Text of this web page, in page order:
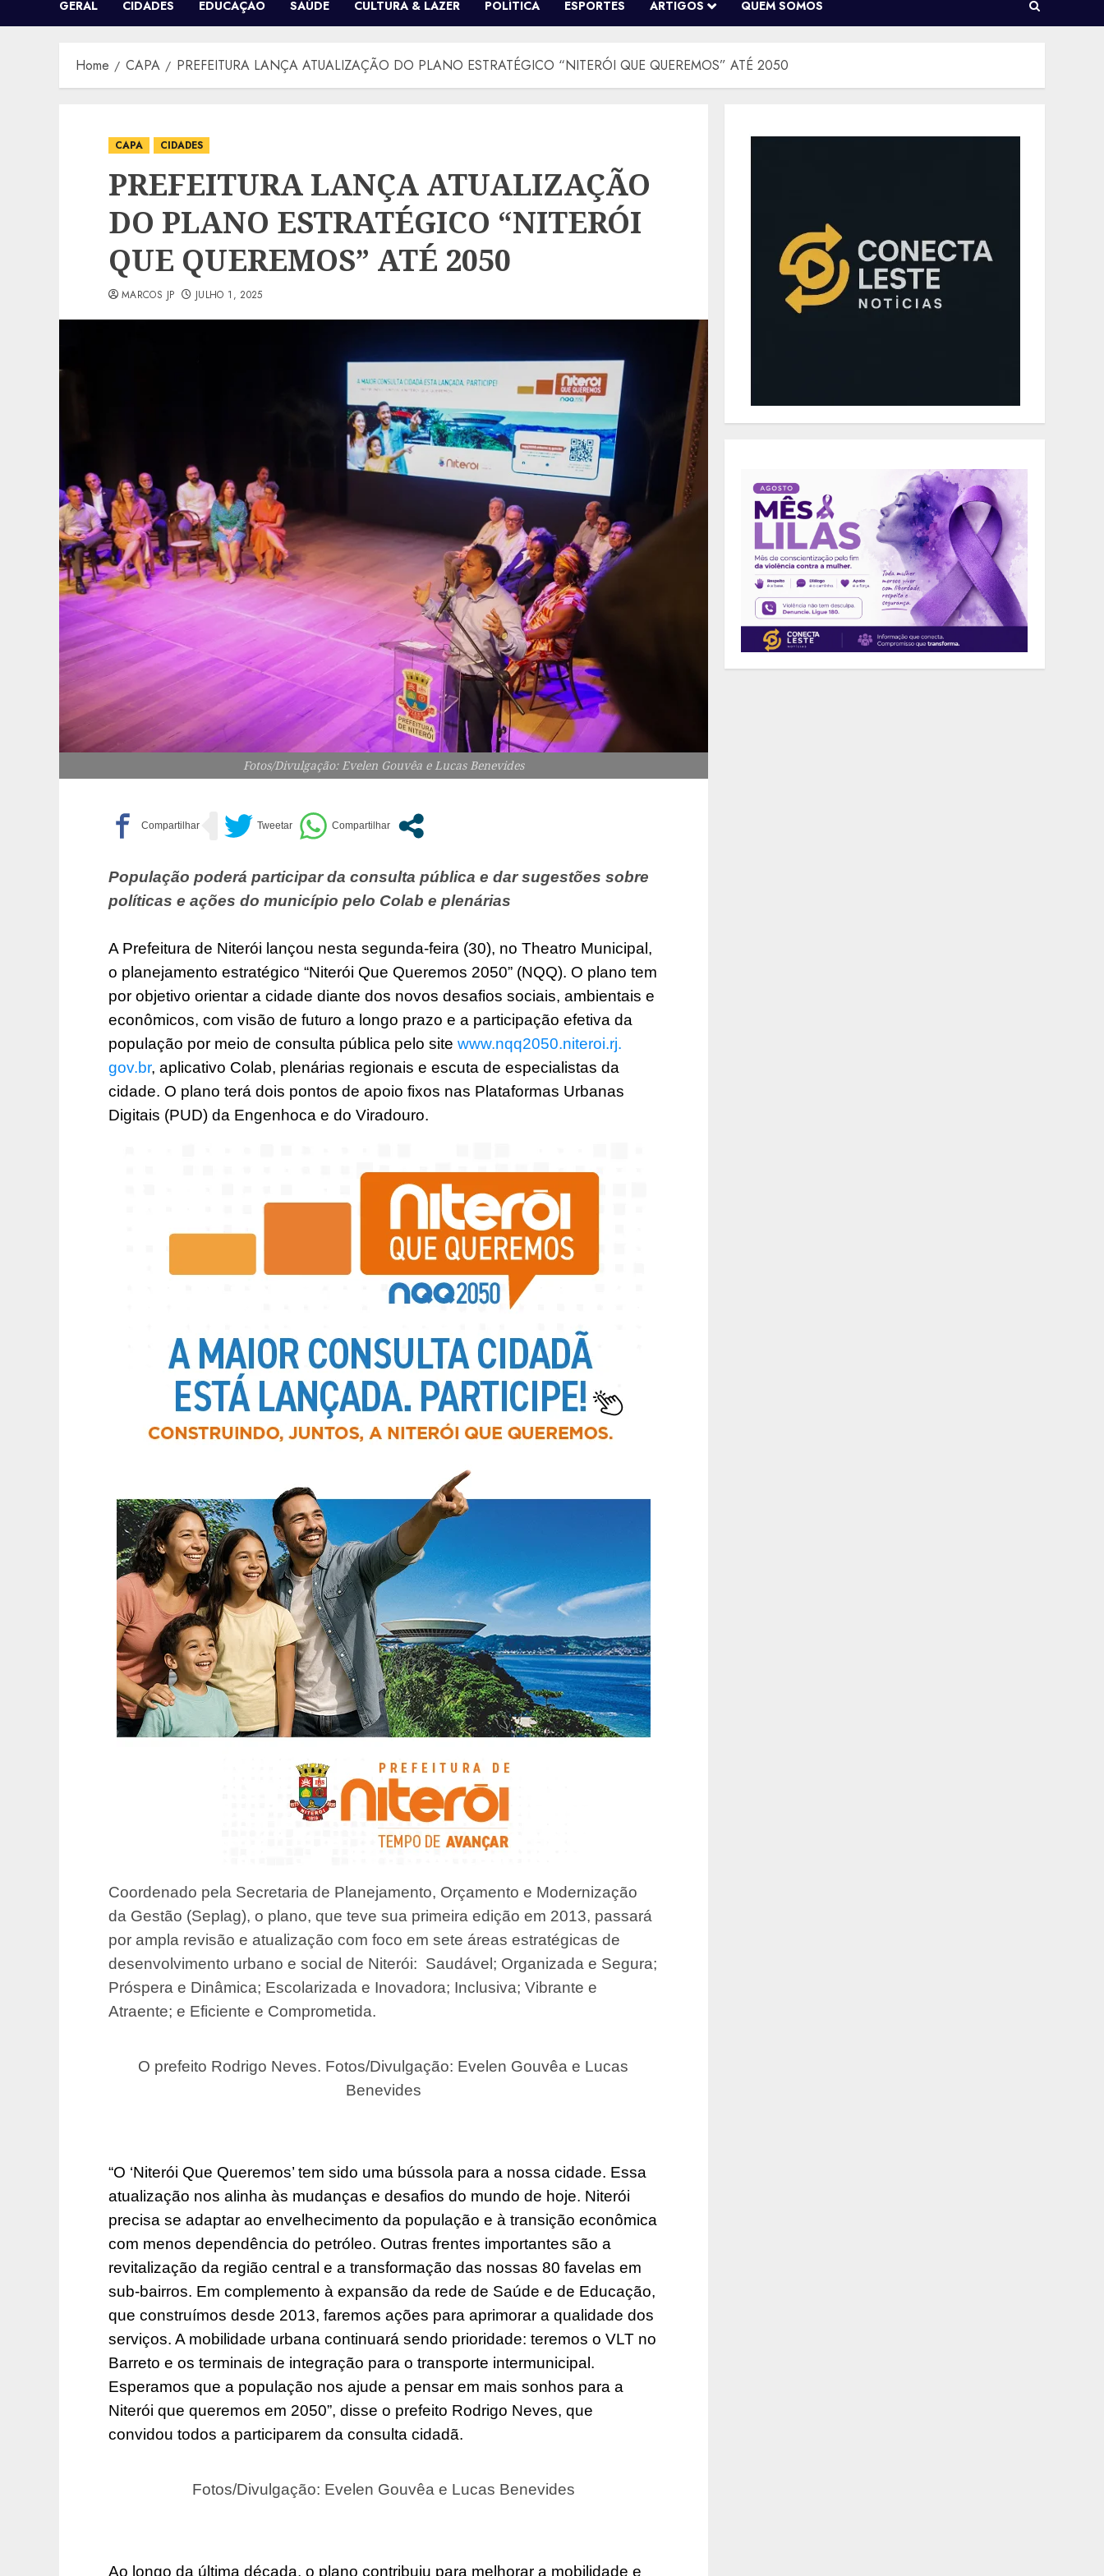
GERAL CIDADES EDUCAÇÃO SAÚDE CULTURA & LAZER POLÍTICA ESPORTES ARTIGOS QUEM SOMOS
Home CAPA PREFEITURA LANÇA ATUALIZAÇÃO DO PLANO ESTRATÉGICO “NITERÓI QUE QUEREMOS” ATÉ 2050
CAPA CIDADES
PREFEITURA LANÇA ATUALIZAÇÃO
DO PLANO ESTRATÉGICO “NITERÓI
QUE QUEREMOS” ATÉ 2050
MARCOS JP JULHO 1, 2025
Fotos/Divulgação: Evelen Gouvêa e Lucas Benevides
População poderá participar da consulta pública e dar sugestões sobre
políticas e ações do município pelo Colab e plenárias
A Prefeitura de Niterói lançou nesta segunda-feira (30), no Theatro Municipal,
o planejamento estratégico “Niterói Que Queremos 2050” (NQQ). O plano tem
por objetivo orientar a cidade diante dos novos desafios sociais, ambientais e
econômicos, com visão de futuro a longo prazo e a participação efetiva da
população por meio de consulta pública pelo site www.nqq2050.niteroi.rj.
gov.br, aplicativo Colab, plenárias regionais e escuta de especialistas da
cidade. O plano terá dois pontos de apoio fixos nas Plataformas Urbanas
Digitais (PUD) da Engenhoca e do Viradouro.
Coordenado pela Secretaria de Planejamento, Orçamento e Modernização
da Gestão (Seplag), o plano, que teve sua primeira edição em 2013, passará
por ampla revisão e atualização com foco em sete áreas estratégicas de
desenvolvimento urbano e social de Niterói: Saudável; Organizada e Segura;
Próspera e Dinâmica; Escolarizada e Inovadora; Inclusiva; Vibrante e
Atraente; e Eficiente e Comprometida.
O prefeito Rodrigo Neves. Fotos/Divulgação: Evelen Gouvêa e Lucas
Benevides
“O ‘Niterói Que Queremos’ tem sido uma bússola para a nossa cidade. Essa
atualização nos alinha às mudanças e desafios do mundo de hoje. Niterói
precisa se adaptar ao envelhecimento da população e à transição econômica
com menos dependência do petróleo. Outras frentes importantes são a
revitalização da região central e a transformação das nossas 80 favelas em
sub-bairros. Em complemento à expansão da rede de Saúde e de Educação,
que construímos desde 2013, faremos ações para aprimorar a qualidade dos
serviços. A mobilidade urbana continuará sendo prioridade: teremos o VLT no
Barreto e os terminais de integração para o transporte intermunicipal.
Esperamos que a população nos ajude a pensar em mais sonhos para a
Niterói que queremos em 2050”, disse o prefeito Rodrigo Neves, que
convidou todos a participarem da consulta cidadã.
Fotos/Divulgação: Evelen Gouvêa e Lucas Benevides
Ao longo da última década, o plano contribuiu para melhorar a mobilidade e